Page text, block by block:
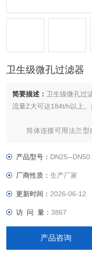
卫生级微孔过滤器
简要描述： 卫生级微孔过
流量Z大可达184t/h以上。
筒体连接可用法兰型
检验
产品型号： DN25--DN50
厂商性质：生产厂家
更新时间： 2026-06-12
访 问 量：3867
产品咨询